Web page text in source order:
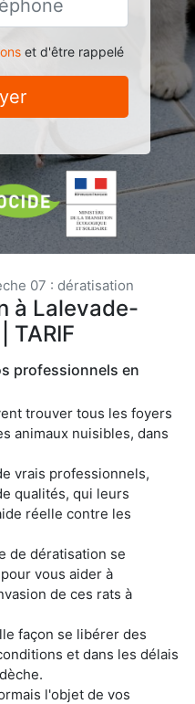
et d'être rappelé
07 : dératisation
à Lalevade-
TARIF
professionnels en
trouver tous les foyers
animaux nuisibles, dans
vrais professionnels,
qualités, qui leurs
réelle contre les
de dératisation se
vous aider à
de ces rats à
façon se libérer des
et dans les délais
l'objet de vos